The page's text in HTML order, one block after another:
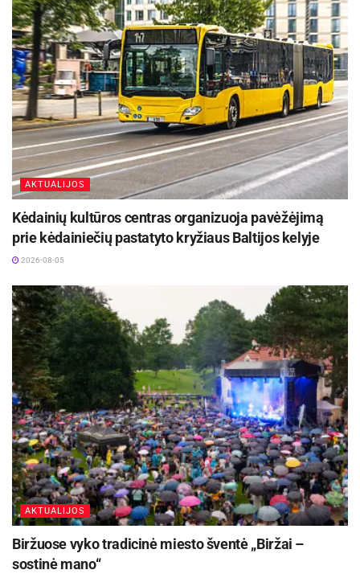
o partnerių delegacijų vizitas dar labiau stiprina
miestų draugystę ir bendradarbiavimą.
Šaltinis: Ukmergės rajono savivaldybė
AKTUALIJOS
Kėdainių kultūros centras organizuoja pavėžėjimą
prie kėdainiečių pastatyto kryžiaus Baltijos kelyje
2026-08-05
AKTUALIJOS
Biržuose vyko tradicinė miesto šventė „Biržai –
sostinė mano“